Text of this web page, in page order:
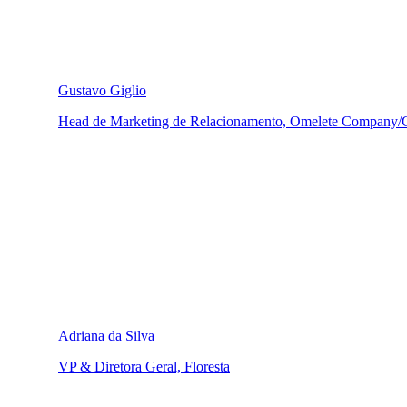
Gustavo Giglio
Head de Marketing de Relacionamento, Omelete
Adriana da Silva
VP & Diretora Geral, Floresta